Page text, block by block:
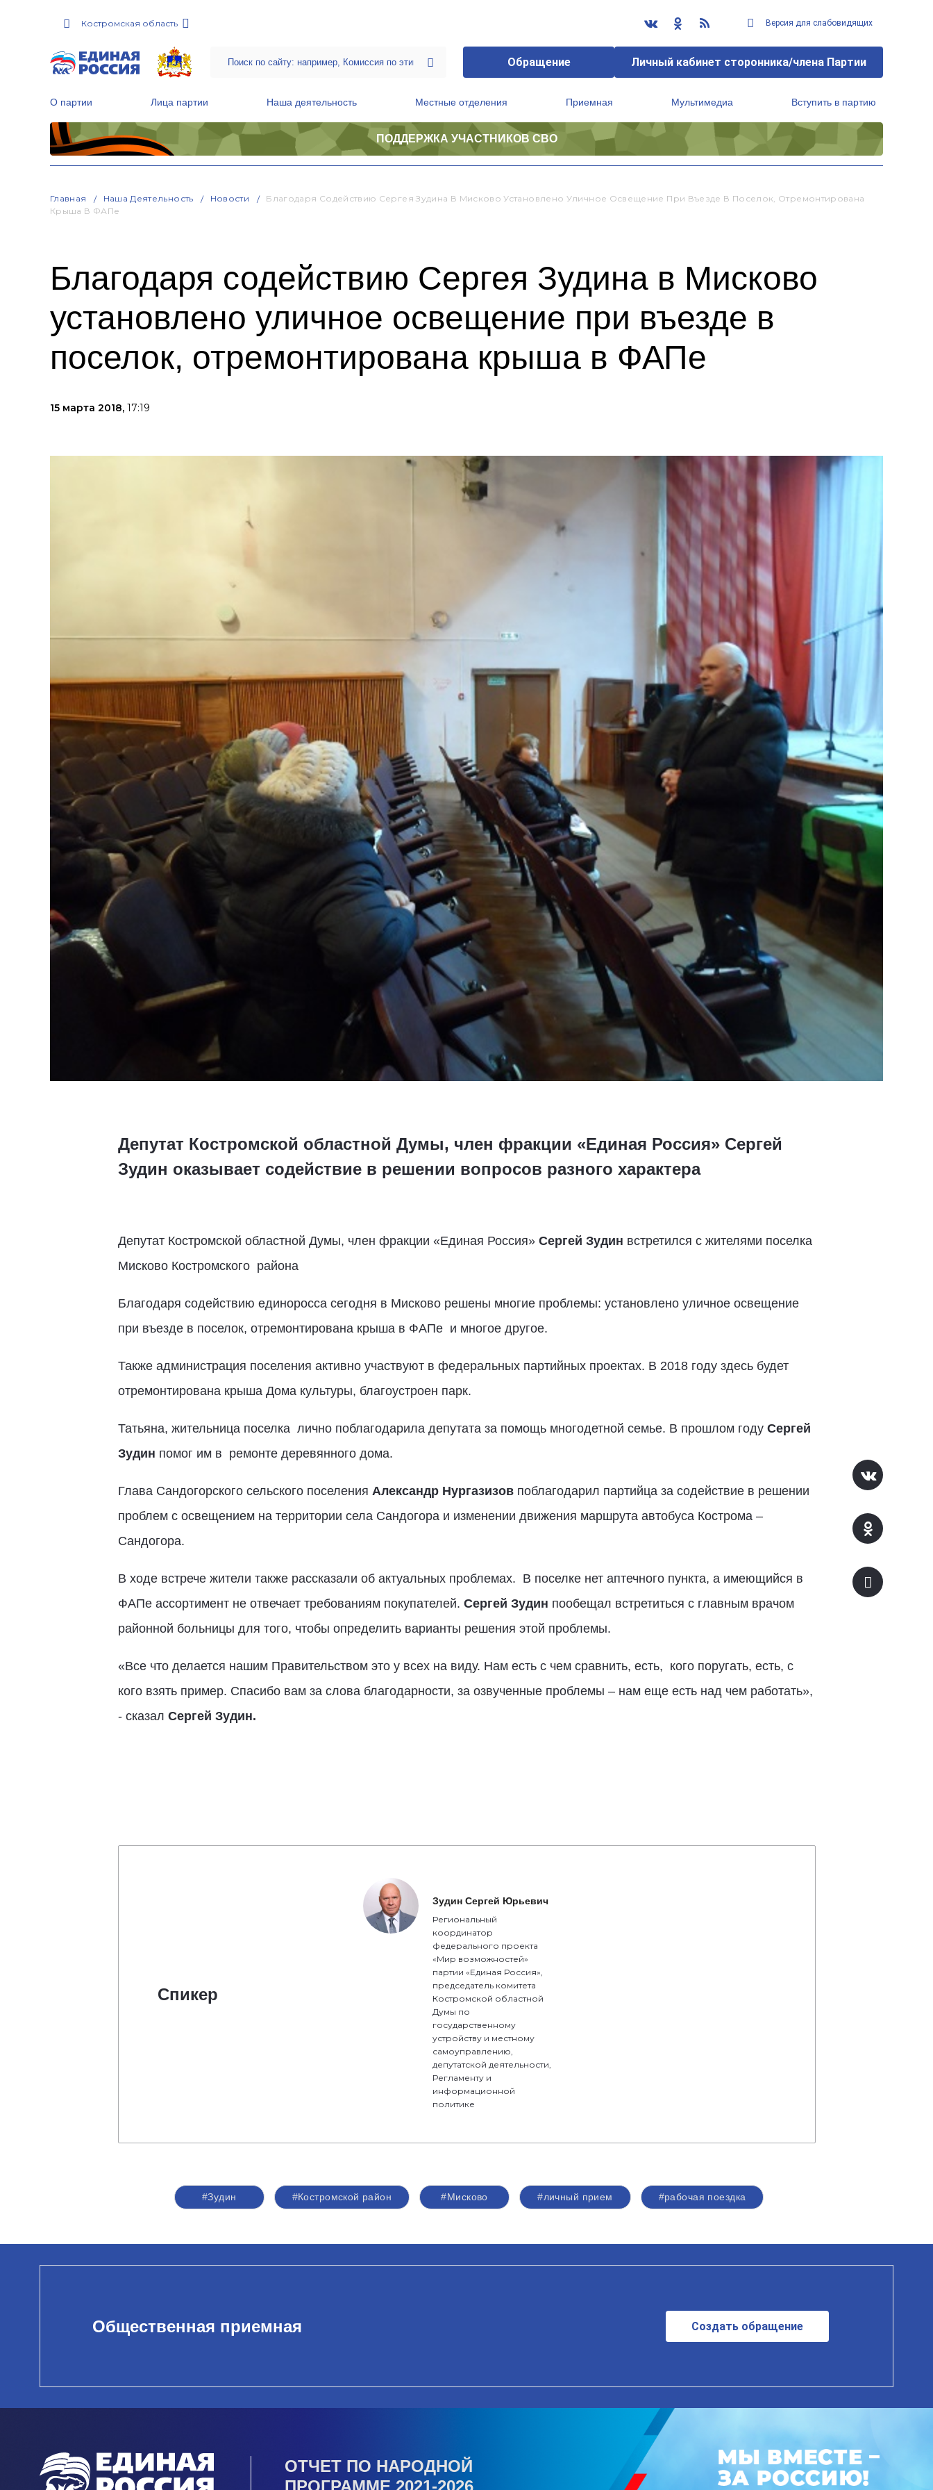
Костромская область Версия для слабовидящих
Обращение Личный кабинет сторонника/члена Партии
О партии Лица партии Наша деятельность Местные отделения Приемная Мультимедиа Вступить в партию
ПОДДЕРЖКА УЧАСТНИКОВ СВО
Главная Наша Деятельность Новости
Благодаря Содействию Сергея Зудина В Мисково Установлено Уличное Освещение При Въезде В Поселок, Отремонтирована
Крыша В ФАПе
Благодаря содействию Сергея Зудина в Мисково
установлено уличное освещение при въезде в
поселок, отремонтирована крыша в ФАПе
15 марта 2018, 17:19
Депутат Костромской областной Думы, член фракции «Единая Россия» Сергей
Зудин оказывает содействие в решении вопросов разного характера
Депутат Костромской областной Думы, член фракции «Единая Россия»Сергей Зудин встретился с жителями поселка
Мисково Костромского района
Благодаря содействию единоросса сегодня в Мисково решены многие проблемы: установлено уличное освещение
при въезде в поселок, отремонтирована крыша в ФАПе и многое другое.
Также администрация поселения активно участвуют в федеральных партийных проектах. В 2018 году здесь будет
отремонтирована крыша Дома культуры, благоустроен парк.
Татьяна, жительница поселка лично поблагодарила депутата за помощь многодетной семье. В прошлом году Сергей
Зудин помог им в ремонте деревянного дома.
Глава Сандогорского сельского поселения Александр Нургазизовпоблагодарил партийца за содействие в решении
проблем с освещением на территории села Сандогора и изменении движения маршрута автобуса Кострома –
Сандогора.
В ходе встрече жители также рассказали об актуальных проблемах. В поселке нет аптечного пункта, а имеющийся в
ФАПе ассортимент не отвечает требованиям покупателей. Сергей Зудин пообещал встретиться с главным врачом
районной больницы для того, чтобы определить варианты решения этой проблемы.
«Все что делается нашим Правительством это у всех на виду. Нам есть с чем сравнить, есть, кого поругать, есть, с
кого взять пример. Спасибо вам за слова благодарности, за озвученные проблемы – нам еще есть над чем работать»,
- сказал Сергей Зудин.
Спикер
Зудин Сергей Юрьевич
Региональный
координатор
федерального проекта
«Мир возможностей»
партии «Единая Россия»,
председатель комитета
Костромской областной
Думы по
государственному
устройству и местному
самоуправлению,
депутатской деятельности,
Регламенту и
информационной
политике
#Зудин #Костромской район #Мисково #личный прием #рабочая поездка
Общественная приемная Создать обращение
ОТЧЕТ ПО НАРОДНОЙ
ПРОГРАММЕ 2021-2026